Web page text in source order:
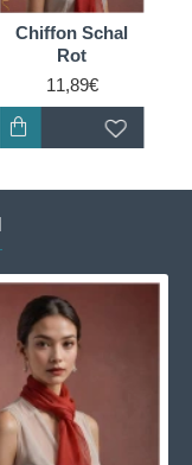
Chiffon Schal
Rot
11,89€